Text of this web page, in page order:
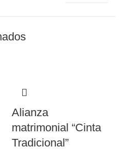
Alianza
matrimonial “Cinta
Tradicional”